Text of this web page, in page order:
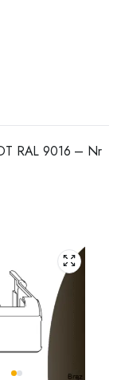
RAL 9016 – Nr